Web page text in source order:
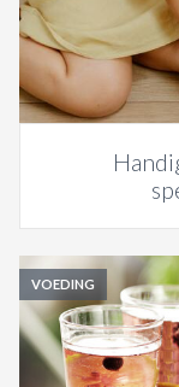
VOEDING